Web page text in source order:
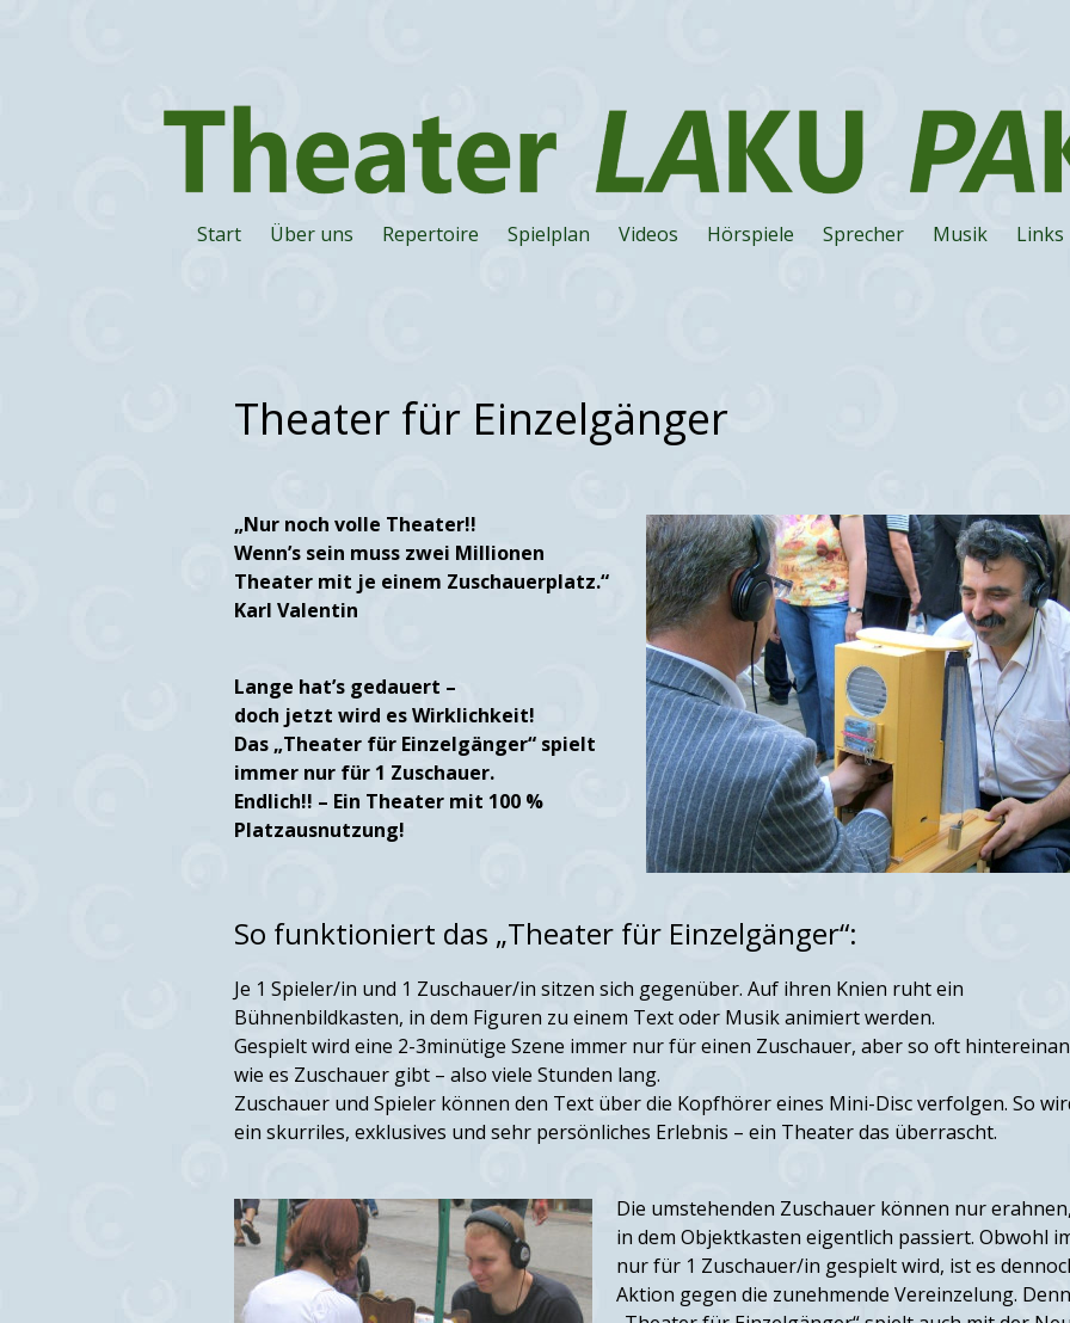
Start Über uns Repertoire Spielplan Videos Hörspiele Sprecher Musik Links
Theater für Einzelgänger
„Nur noch volle Theater!!
Wenn’s sein muss zwei Millionen
Theater mit je einem Zuschauerplatz.“
Karl Valentin
Lange hat’s gedauert –
doch jetzt wird es Wirklichkeit!
Das „Theater für Einzelgänger“ spielt
immer nur für 1 Zuschauer.
Endlich!! – Ein Theater mit 100 %
Platzausnutzung!
So funktioniert das „Theater für Einzelgänger“:
Je 1 Spieler/in und 1 Zuschauer/in sitzen sich gegenüber. Auf ihren Knien ruht ein
Bühnenbildkasten, in dem Figuren zu einem Text oder Musik animiert werden.
Gespielt wird eine 2-3minütige Szene immer nur für einen Zuschauer, aber so oft
wie es Zuschauer gibt – also viele Stunden lang.
Zuschauer und Spieler können den Text über die Kopfhörer eines Mini-Disc verfolgen. So
ein skurriles, exklusives und sehr persönliches Erlebnis – ein Theater das überrascht.
Die umstehenden Zuschauer können nur
in dem Objektkasten eigentlich passiert. Obwohl
nur für 1 Zuschauer/in gespielt wird, ist es
Aktion gegen die zunehmende Vereinzelung.